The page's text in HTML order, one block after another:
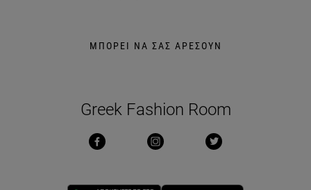
ΜΠΟΡΕΙ ΝΑ ΣΑΣ ΑΡΕΣΟΥΝ
Greek Fashion Room